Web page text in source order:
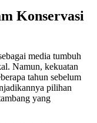
Konservasi
media tumbuh
Namun, kekuatan
tahun sebelum
pilihan
yang